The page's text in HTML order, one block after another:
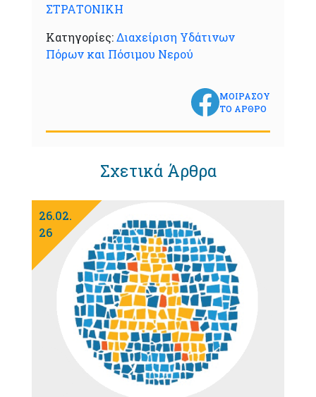
ΣΤΡΑΤΟΝΙΚΗ
Κατηγορίες:Διαχείριση Υδάτινων
Πόρων και Πόσιμου Νερού
ΜΟΙΡΑΣΟΥ
ΤΟ ΑΡΘΡΟ
Σχετικά Άρθρα
26.02.
26